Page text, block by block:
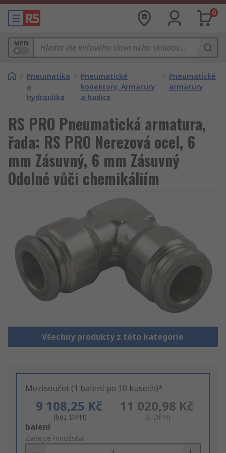
0
MPN
/ Pneumatika
a
hydraulika
/ Pneumatické
konektory, Armatury
a hadice
/ Pneumatické
armatury
RS PRO Pneumatická armatura,
řada: RS PRO Nerezová ocel, 6
mm Zásuvný, 6 mm Zásuvný
Odolné vůči chemikáliím
Všechny produkty z této kategorie
Mezisoučet (1 balení po 10 kusech)*
9 108,25 Kč
(bez DPH)
11 020,98 Kč
(s DPH)
Add
to
balení
Zadejte množství